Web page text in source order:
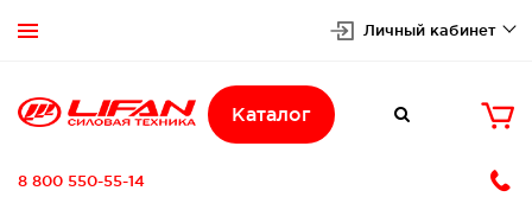
 Личный кабинет
Каталог  
8 800 550-55-14